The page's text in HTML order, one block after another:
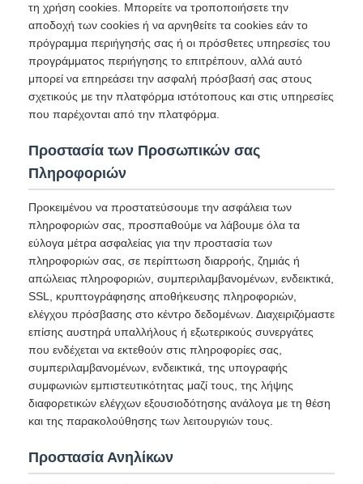
τη χρήση cookies. Μπορείτε να τροποποιήσετε την
αποδοχή των cookies ή να αρνηθείτε τα cookies εάν το
πρόγραμμα περιήγησής σας ή οι πρόσθετες υπηρεσίες του
προγράμματος περιήγησης το επιτρέπουν, αλλά αυτό
μπορεί να επηρεάσει την ασφαλή πρόσβασή σας στους
σχετικούς με την πλατφόρμα ιστότοπους και στις υπηρεσίες
που παρέχονται από την πλατφόρμα.
Προστασία των Προσωπικών σας
Πληροφοριών
Προκειμένου να προστατεύσουμε την ασφάλεια των
πληροφοριών σας, προσπαθούμε να λάβουμε όλα τα
εύλογα μέτρα ασφαλείας για την προστασία των
πληροφοριών σας, σε περίπτωση διαρροής, ζημιάς ή
απώλειας πληροφοριών, συμπεριλαμβανομένων, ενδεικτικά,
SSL, κρυπτογράφησης αποθήκευσης πληροφοριών,
ελέγχου πρόσβασης στο κέντρο δεδομένων. Διαχειριζόμαστε
επίσης αυστηρά υπαλλήλους ή εξωτερικούς συνεργάτες
που ενδέχεται να εκτεθούν στις πληροφορίες σας,
συμπεριλαμβανομένων, ενδεικτικά, της υπογραφής
συμφωνιών εμπιστευτικότητας μαζί τους, της λήψης
διαφορετικών ελέγχων εξουσιοδότησης ανάλογα με τη θέση
και της παρακολούθησης των λειτουργιών τους.
Προστασία Ανηλίκων